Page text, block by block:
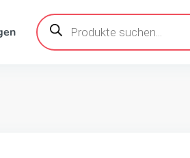
Products
search